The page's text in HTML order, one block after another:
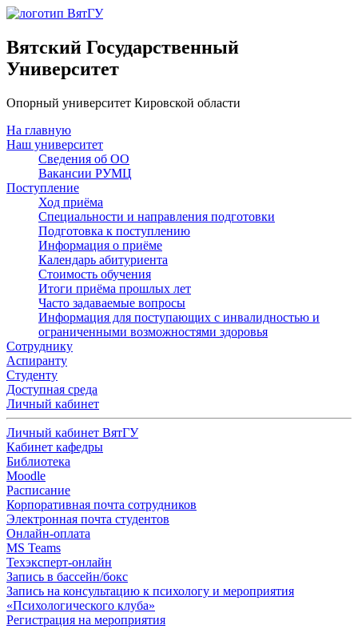
Вятский Государственный
Университет
Опорный университет Кировской области
На главную
Наш университет
Сведения об ОО
Вакансии РУМЦ
Поступление
Ход приёма
Специальности и направления подготовки
Подготовка к поступлению
Информация о приёме
Календарь абитуриента
Стоимость обучения
Итоги приёма прошлых лет
Часто задаваемые вопросы
Информация для поступающих с инвалидностью и
ограниченными возможностями здоровья
Сотруднику
Аспиранту
Студенту
Доступная среда
Личный кабинет
Личный кабинет ВятГУ
Кабинет кафедры
Библиотека
Moodle
Расписание
Корпоративная почта сотрудников
Электронная почта студентов
Онлайн-оплата
MS Teams
Техэксперт-онлайн
Запись в бассейн/бокс
Запись на консультацию к психологу и мероприятия
«Психологического клуба»
Регистрация на мероприятия